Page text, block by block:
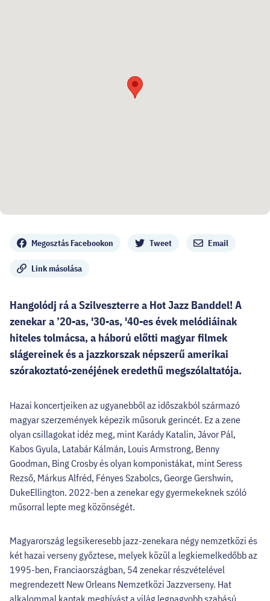
Megosztás Facebookon Tweet Email
Link másolása
Hangolódj rá a Szilveszterre a Hot Jazz Banddel! A
zenekar a ’20-as, '30-as, '40-es évek melódiáinak
hiteles tolmácsa, a háború előtti magyar filmek
slágereinek és a jazzkorszak népszerű amerikai
szórakoztató-zenéjének eredethű megszólaltatója.
Hazai koncertjeiken az ugyanebből az időszakból származó
magyar szerzemények képezik műsoruk gerincét. Ez a zene
olyan csillagokat idéz meg, mint Karády Katalin, Jávor Pál,
Kabos Gyula, Latabár Kálmán, Louis Armstrong, Benny
Goodman, Bing Crosby és olyan komponistákat, mint Seress
Rezső, Márkus Alfréd, Fényes Szabolcs, George Gershwin,
DukeEllington. 2022-ben a zenekar egy gyermekeknek szóló
műsorral lepte meg közönségét.
Magyarország legsikeresebb jazz-zenekara négy nemzetközi és
két hazai verseny győztese, melyek közül a legkiemelkedőbb az
1995-ben, Franciaországban, 54 zenekar részvételével
megrendezett New Orleans Nemzetközi Jazzverseny. Hat
alkalommal kaptak meghívást a világ legnagyobb szabású